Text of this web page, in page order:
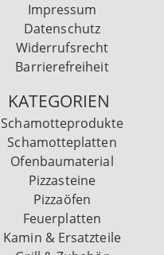
Impressum
Datenschutz
Widerrufsrecht
Barrierefreiheit
KATEGORIEN
Schamotteprodukte
Schamotteplatten
Ofenbaumaterial
Pizzasteine
Pizzaöfen
Feuerplatten
Kamin & Ersatzteile